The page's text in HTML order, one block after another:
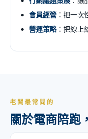
會員經營 ：把一
營運策略：把線上
老闆最常問的
關於電商陪跑